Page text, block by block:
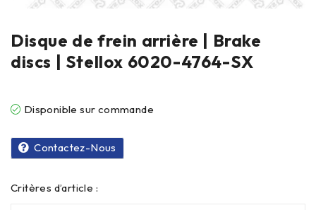
Disque de frein arrière | Brake
discs | Stellox 6020-4764-SX
Disponible sur commande
Contactez-Nous
Critères d’article :